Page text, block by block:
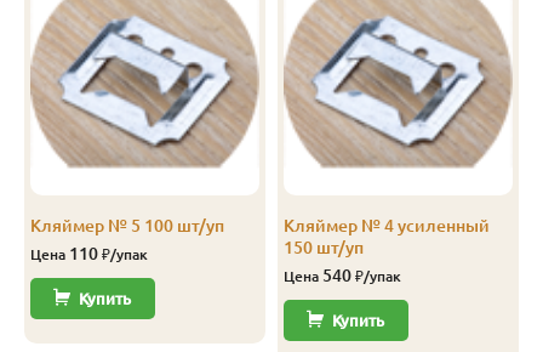
по телефону +7(495)36-36-225.
В 20 143 135 5.1 5
С 20 143 138 3.0 4
Кляймер № 5 100 шт/уп
Цена 110 ₽/упак
Купить
Кляймер № 4 усиленный
150 шт/уп
Цена 540 ₽/упак
Купить